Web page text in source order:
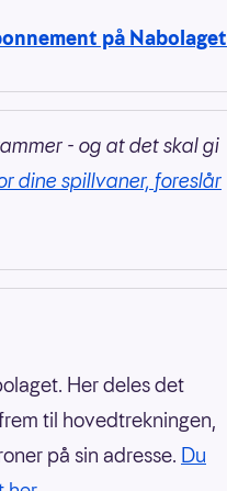
på Nabolaget
- og at det skal gi
dine spillvaner, foreslår
Her deles det
til hovedtrekningen,
på sin adresse. Du